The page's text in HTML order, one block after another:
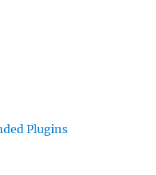
Plugins